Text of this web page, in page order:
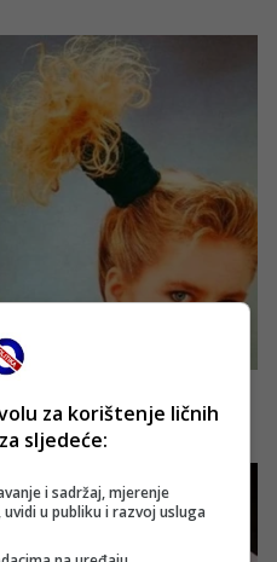
za korištenje ličnih
sljedeće:
i sadržaj, mjerenje
u publiku i razvoj usluga